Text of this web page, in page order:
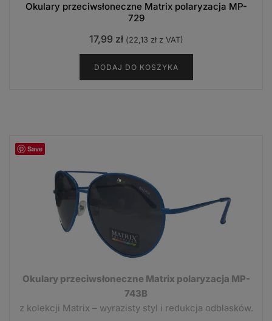
Okulary przeciwsłoneczne Matrix polaryzacja MP-
729
17,99 zł (22,13 złz VAT)
DODAJ DO KOSZYKA
Save
Okulary przeciwsłoneczne Matrix polaryzacja MP-
743B
z kolekcji Matrix – wyrazisty styl i redukcja odblasków.